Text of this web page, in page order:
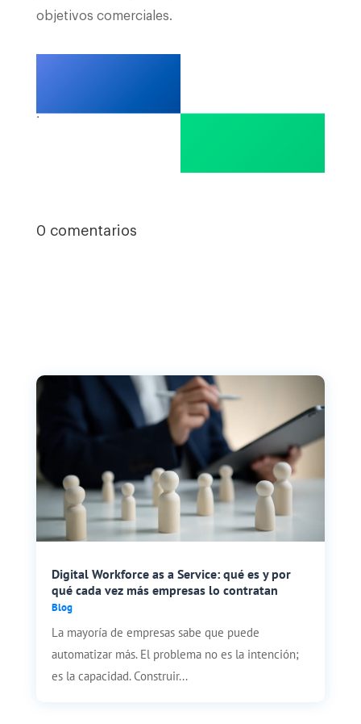
objetivos comerciales.
.
0 comentarios
Digital Workforce as a Service: qué es y por
qué cada vez más empresas lo contratan
Blog
La mayoría de empresas sabe que puede
automatizar más. El problema no es la intención;
es la capacidad. Construir...